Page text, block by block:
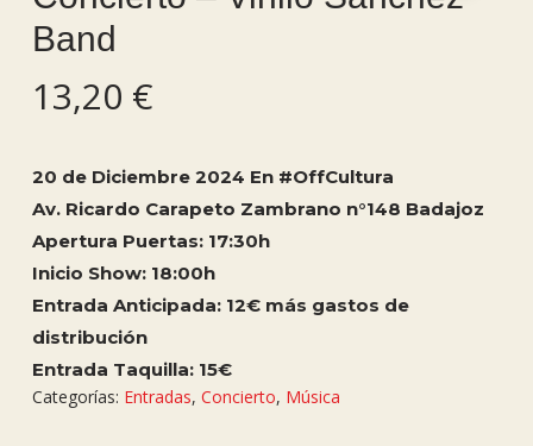
Band
13,20 €
20 de Diciembre 2024 En #OffCultura
Av. Ricardo Carapeto Zambrano n°148 Badajoz
Apertura Puertas: 17:30h
Inicio Show: 18:00h
Entrada Anticipada: 12€ más gastos de
distribución
Entrada Taquilla: 15€
Categorías: Entradas, Concierto, Música